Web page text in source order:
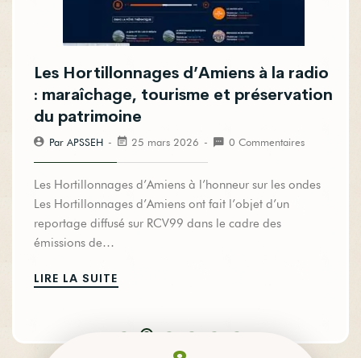
Les Hortillonnages d’Amiens à la radio
: maraîchage, tourisme et préservation
du patrimoine
Par APSSEH 25 mars 2026 0 Commentaires
Les Hortillonnages d’Amiens à l’honneur sur les ondes
Les Hortillonnages d’Amiens ont fait l’objet d’un
reportage diffusé sur RCV99 dans le cadre des
émissions de…
LIRE LA SUITE